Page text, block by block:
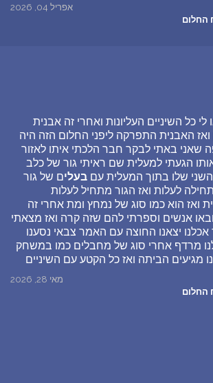
אפריל 04, 2026
החלום
כל השיניים העליונות ואחרי זה אבנית
ואז האבנית התפרקה ליפני החלום הזה היה
שאני באתי לבקר חבר הלכתי איתו לאזור
הגעתי למעלית שם ראיתי גור של כלב
שלו בתוך המעלית עם בעלים של גור
לעלות ואז הגור מתחיל לעלות
ואז הוא כמו סוג של נמחץ ומת אחרי זה
אנשים וספרתי להם שזה קרה ואז מצאתי
יצאנו החוצה עם האמר צבאי נסענו
לנו מרדף אחרי סוג של מחבלים כמו במשחק
מגיעים הביתה ואז כל הקטע עם השיניים
מאי 28, 2026
החלום